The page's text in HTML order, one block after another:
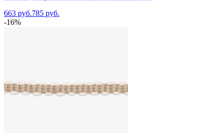
663 руб.785 руб.
-16%